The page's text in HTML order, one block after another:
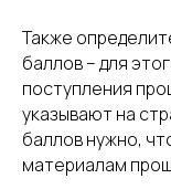
Также
баллов – для
поступления
указывают на
баллов нужно,
материалам